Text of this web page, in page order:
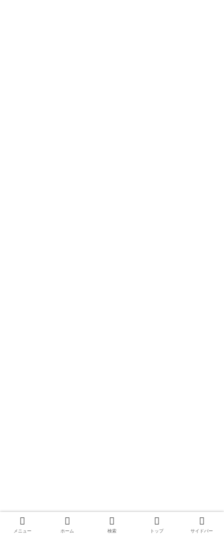
メニュー ホーム 検索 トップ サイドバー